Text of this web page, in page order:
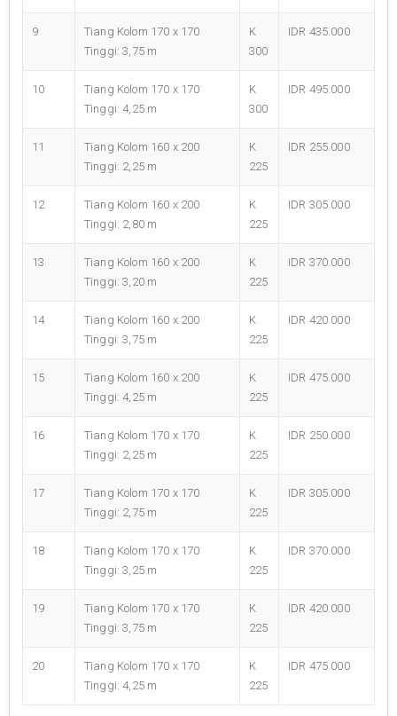
9
Tiang Kolom 170 x 170
Tinggi: 3,75 m
K
300
IDR 435.000
10
Tiang Kolom 170 x 170
Tinggi: 4,25 m
K
300
IDR 495.000
11
Tiang Kolom 160 x 200
Tinggi: 2,25 m
K
225
IDR 255.000
12
Tiang Kolom 160 x 200
Tinggi: 2,80 m
K
225
IDR 305.000
13
Tiang Kolom 160 x 200
Tinggi: 3,20 m
K
225
IDR 370.000
14
Tiang Kolom 160 x 200
Tinggi: 3,75 m
K
225
IDR 420.000
15
Tiang Kolom 160 x 200
Tinggi: 4,25 m
K
225
IDR 475.000
16
Tiang Kolom 170 x 170
Tinggi: 2,25 m
K
225
IDR 250.000
17
Tiang Kolom 170 x 170
Tinggi: 2,75 m
K
225
IDR 305.000
18
Tiang Kolom 170 x 170
Tinggi: 3,25 m
K
225
IDR 370.000
19
Tiang Kolom 170 x 170
Tinggi: 3,75 m
K
225
IDR 420.000
20
Tiang Kolom 170 x 170
Tinggi: 4,25 m
K
225
IDR 475.000